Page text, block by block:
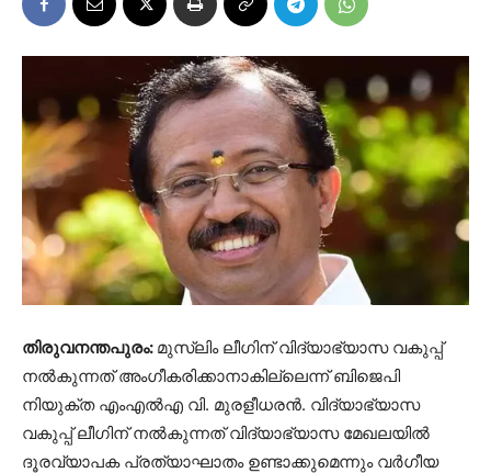
തിരുവനന്തപുരം: മുസ്ലിം ലീ​ഗിന് വിദ്യാഭ്യാസ വകുപ്പ്
നൽകുന്നത് അം​ഗീകരിക്കാനാകില്ലെന്ന് ബിജെപി
നിയുക്ത എംഎൽഎ വി. മുരളീധരൻ. വിദ്യാഭ്യാസ
വകുപ്പ് ലീഗിന് നൽകുന്നത് വിദ്യാഭ്യാസ മേഖലയിൽ
ദൂരവ്യാപക പ്രത്യാഘാതം ഉണ്ടാക്കുമെന്നും വർഗീയ